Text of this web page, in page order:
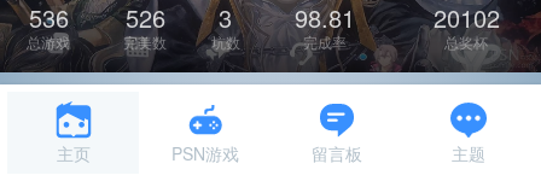
536
总游戏
526
完美数
3
坑数
98.81
完成率
20102
总奖杯
主页 PSN游戏 留言板 主题